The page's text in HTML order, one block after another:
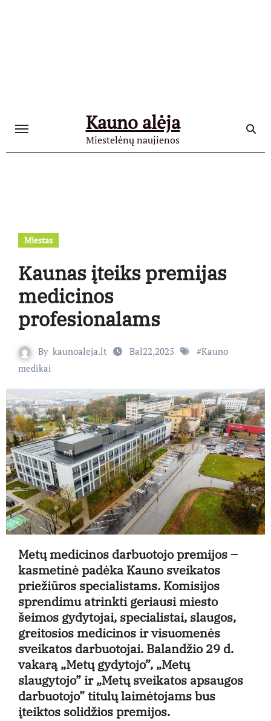
Kauno alėja
Miestelėnų naujienos
Miestas
Kaunas įteiks premijas
medicinos
profesionalams
By kaunoaleja.lt Bal22,2025 #Kauno
medikai
Metų medicinos darbuotojo premijos –
kasmetinė padėka Kauno sveikatos
priežiūros specialistams. Komisijos
sprendimu atrinkti geriausi miesto
šeimos gydytojai, specialistai, slaugos,
greitosios medicinos ir visuomenės
sveikatos darbuotojai. Balandžio 29 d.
vakarą „Metų gydytojo”, „Metų
slaugytojo” ir „Metų sveikatos apsaugos
darbuotojo” titulų laimėtojams bus
įteiktos solidžios premijos.